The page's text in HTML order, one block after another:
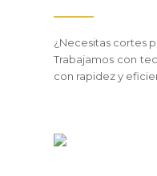
¿Necesitas cortes
Trabajamos con
con rapidez y